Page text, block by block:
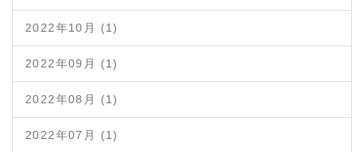
2022年10月 (1)
2022年09月 (1)
2022年08月 (1)
2022年07月 (1)